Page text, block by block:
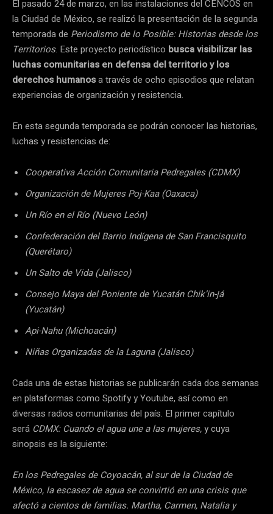
El pasado 24 de marzo, en las instalaciones del CENCOS en
la Ciudad de México, se realizó la presentación de la segunda
temporada de Periodismo de lo Posible: Historias desde los
Territorios. Este proyecto periodístico busca visibilizar las
luchas comunitarias en defensa del territorio y los
derechos humanosa través de ocho episodios que relatan
experiencias de organización y resistencia.
En esta segunda temporada se podrán conocer las historias,
luchas y resistencias de:
Cooperativa Acción Comunitaria Pedregales (CDMX)
Organización de Mujeres Poj-Kaa (Oaxaca)
Un Río en el Río (Nuevo León)
Confederación del Barrio Indígena de San Francisquito
(Querétaro)
Un Salto de Vida (Jalisco)
Consejo Maya del Poniente de Yucatán Chik’in-já
(Yucatán)
Api-Nahu (Michoacán)
Niñas Organizadas de la Laguna (Jalisco)
Cada una de estas historias se publicarán cada dos semanas
en plataformas como Spotify y Youtube, así como en
diversas radios comunitarias del país. El primer capítulo
será CDMX: Cuando el agua une a las mujeres,y cuya
sinopsis es la siguiente:
En los Pedregales de Coyoacán, al sur de la Ciudad de
México, la escasez de agua se convirtió en una crisis que
afectó a cientos de familias. Martha, Carmen, Natalia y